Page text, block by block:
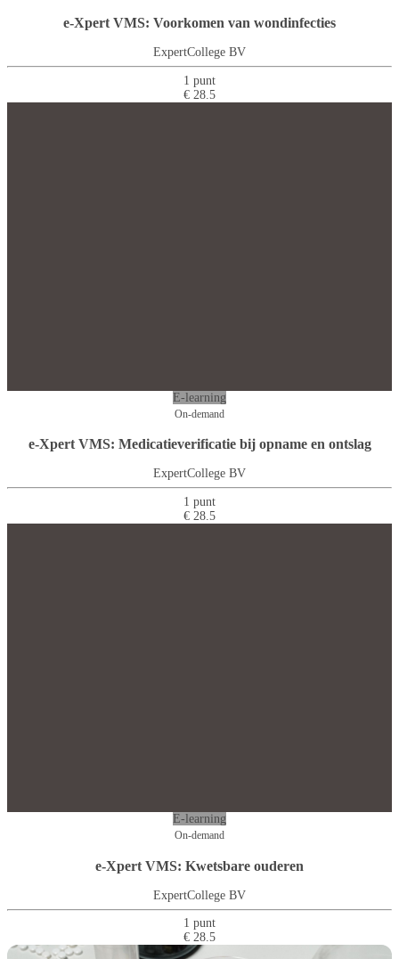
e-Xpert VMS: Voorkomen van wondinfecties
ExpertCollege BV
1 punt
€ 28.5
E-learning
On-demand
e-Xpert VMS: Medicatieverificatie bij opname en ontslag
ExpertCollege BV
1 punt
€ 28.5
E-learning
On-demand
e-Xpert VMS: Kwetsbare ouderen
ExpertCollege BV
1 punt
€ 28.5